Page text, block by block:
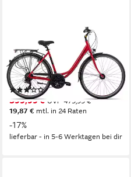
Cityrad Ponte Vecchio Wave
56 cm Rahmenhöhe
21 Gänge
120 kg Zul. Gesamtgewicht
(2)
399,99 € UVP 479,99 €
19,87 € mtl. in 24 Raten
-17%
lieferbar - in 5-6 Werktagen bei dir